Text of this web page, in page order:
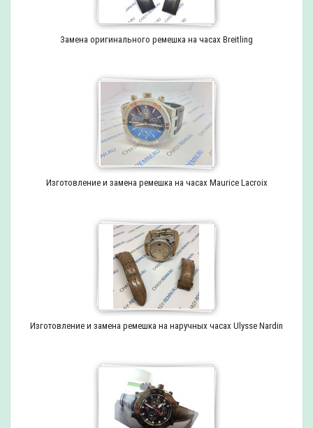
Замена оригинального ремешка на часах Breitling
Изготовление и замена ремешка на часах Maurice Lacroix
Изготовление и замена ремешка на наручных часах Ulysse Nardin